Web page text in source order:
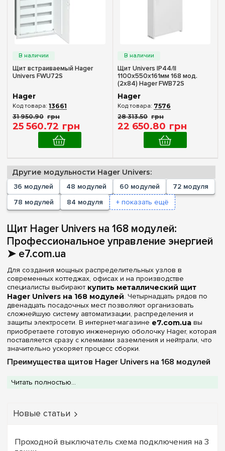
Наружный
Внутренний (в нишу)
Количество модулей
(+128)
36(+3)
48(+4)
60(+3)
72(+6)
96(+2)
104(+2)
108(+2)
120(+4)
130(+2)
144(+6)
156(+2)
168
180(+3)
182(+2)
192(+2)
216(+1)
240(+2)
252(+2)
288(+1)
Комплектация клеммами PE+N
В комплекте(1)
Частичная(1)
Материал корпуса
Металл(2)
Дверца
Белая(1)
Непрозрачная(1)
Univers
Цвет корпуса
Щит встраиваемый Hager
Univers FWU72S
Hager
13661
31 950.90 грн
25 560.72 грн
Щит Univers IP44/II
1100x550x161мм 168 мод.
(2x84) Hager FWB72S
Hager
7576
28 313.50 грн
22 650.80 грн
Другие модульности Hager Univers:
36 модулей 48 модулей 60 модулей
72 модуля
78 модулей
84 модуля + показать ещё
Щит Hager Univers на 168 модулей:
Профессиональное управление энергией
➤ e7.com.ua
Для создания мощных распределительных узлов в
современных коттеджах, офисах и на производстве
специалисты выбирают купить металлический щит
Hager Univers на 168 модулей. Четырнадцать рядов по
двенадцать посадочных мест позволяют организовать
сложнейшую систему автоматизации, распределения и
защиты электросети. В интернет-магазине e7.com.ua вы
приобретаете готовую инженерную оболочку Hager, которая
поставляется сразу с клеммами заземления и нейтрали, что
значительно ускоряет процесс сборки.
Преимущества щитов Hager Univers на 168 модулей
надежности для масштабных электротехнических работ:
аксессуары отдельно и гарантирует идеальную
IP44позволяет устанавливать шкаф в технических
Читать полностью...
Новые статьи
Проходной выключатель схема подключения на 3